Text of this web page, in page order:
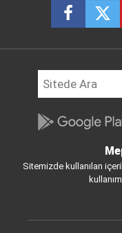
Sitemizde kullanılan